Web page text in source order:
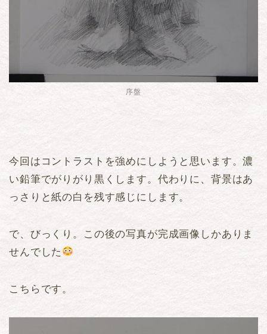
序盤
今回はコントラストを強めにしようと思います。濃
い鉛筆でがりがり黒くします。代わりに、背景はあ
っさりと紙の白を残す感じにします。
で、びっくり。この後の写真が完成画像しかありま
せんでした
こちらです。